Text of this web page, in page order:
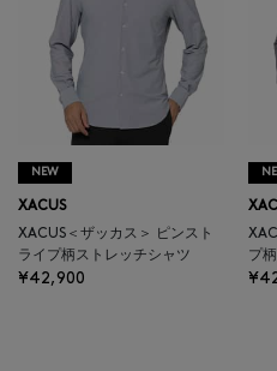
NEW
XACUS
XACUS＜ザッカス＞ ピンスト
ライプ柄ストレッチシャツ
¥42,900
プ